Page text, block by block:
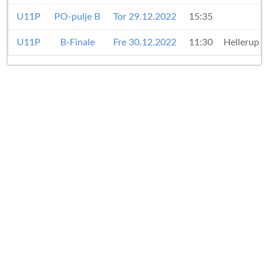
U11P PO-pulje B Tor 29.12.2022 15:35
U11P B-Finale Fre 30.12.2022 11:30 Hellerup